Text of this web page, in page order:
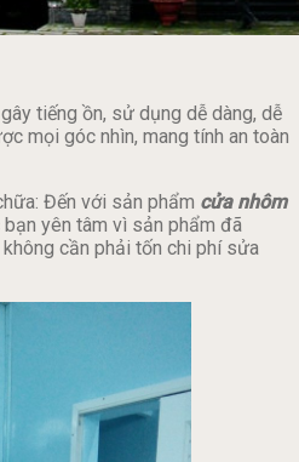
tiếng ồn, sử dụng dễ dàng, dễ
mọi góc nhìn, mang tính an toàn
Đến với sản phẩm cửa nhôm
bạn yên tâm vì sản phẩm đã
cần phải tốn chi phí sửa